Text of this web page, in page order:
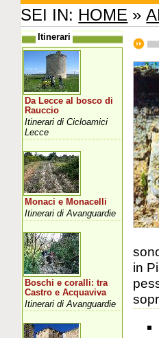
SEI IN: HOME »
in
Itinerari
Da Lecce al bosco di
Rauccio
Itinerari di Cicloamici
Lecce
Monaci e Monacelli
Itinerari di Avanguardie
Boschi e coralli: tra
Castro e Acquaviva
Itinerari di Avanguardie